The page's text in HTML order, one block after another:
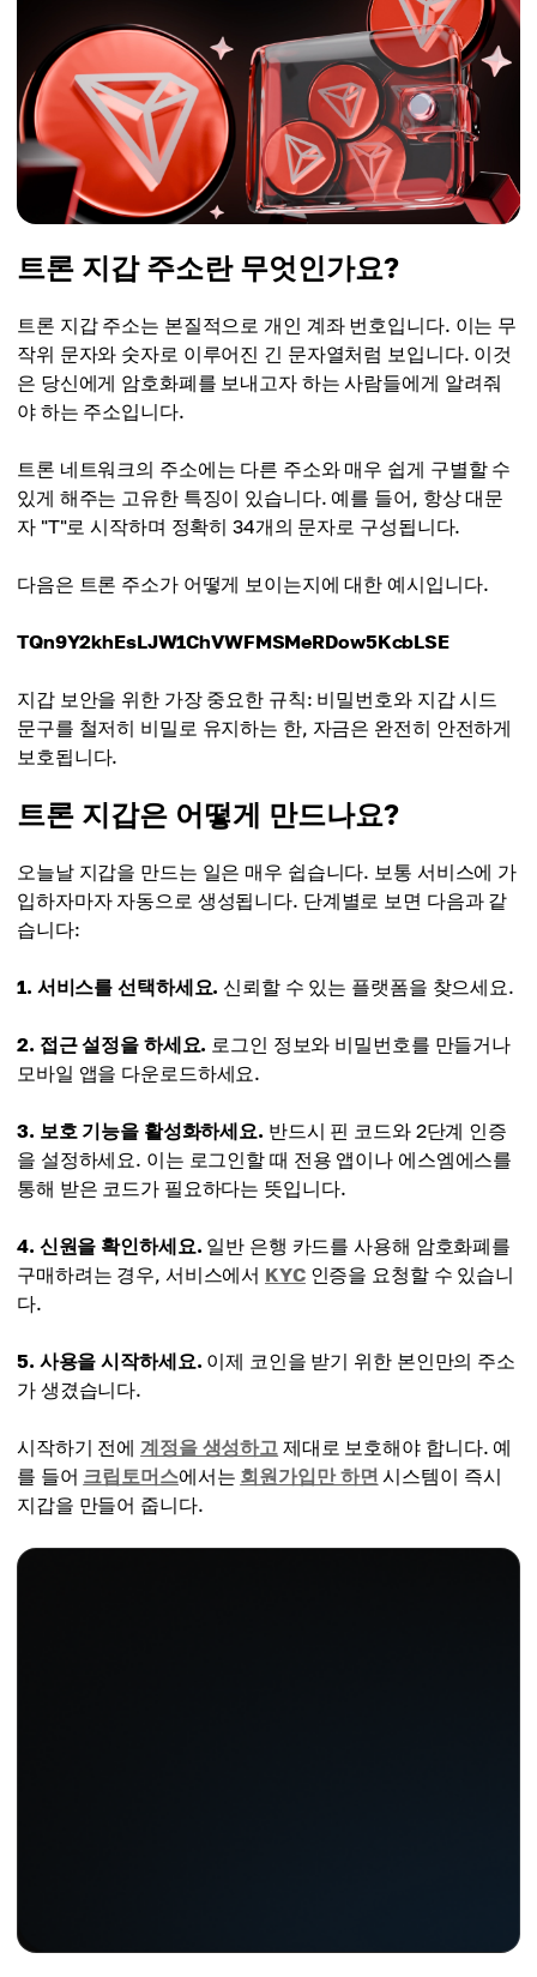
트론 지갑 주소란 무엇인가요?
트론 지갑 주소는 본질적으로 개인 계좌 번호입니다. 이는 무
작위 문자와 숫자로 이루어진 긴 문자열처럼 보입니다. 이것
은 당신에게 암호화폐를 보내고자 하는 사람들에게 알려줘
야 하는 주소입니다.
트론 네트워크의 주소에는 다른 주소와 매우 쉽게 구별할 수
있게 해주는 고유한 특징이 있습니다. 예를 들어, 항상 대문
자 "T"로 시작하며 정확히 34개의 문자로 구성됩니다.
다음은 트론 주소가 어떻게 보이는지에 대한 예시입니다.
TQn9Y2khEsLJW1ChVWFMSMeRDow5KcbLSE
지갑 보안을 위한 가장 중요한 규칙: 비밀번호와 지갑 시드
문구를 철저히 비밀로 유지하는 한, 자금은 완전히 안전하게
보호됩니다.
트론 지갑은 어떻게 만드나요?
오늘날 지갑을 만드는 일은 매우 쉽습니다. 보통 서비스에 가
입하자마자 자동으로 생성됩니다. 단계별로 보면 다음과 같
습니다:
1. 서비스를 선택하세요. 신뢰할 수 있는 플랫폼을 찾으세요.
2. 접근 설정을 하세요. 로그인 정보와 비밀번호를 만들거나
모바일 앱을 다운로드하세요.
3. 보호 기능을 활성화하세요. 반드시 핀 코드와 2단계 인증
을 설정하세요. 이는 로그인할 때 전용 앱이나 에스엠에스를
통해 받은 코드가 필요하다는 뜻입니다.
4. 신원을 확인하세요. 일반 은행 카드를 사용해 암호화폐를
구매하려는 경우, 서비스에서 KYC인증을 요청할 수 있습니
다.
5. 사용을 시작하세요. 이제 코인을 받기 위한 본인만의 주소
가 생겼습니다.
시작하기 전에계정을 생성하고 제대로 보호해야 합니다. 예
를 들어 크립토머스에서는 회원가입만 하면 시스템이 즉시
지갑을 만들어 줍니다.